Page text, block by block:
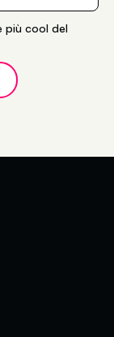
più cool del